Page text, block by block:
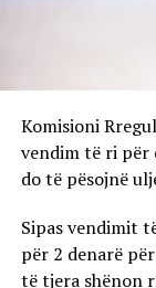
Komisioni
vendim të ri për
do të pësojnë
Sipas vendimit
për 2 denarë
të tjera shënon